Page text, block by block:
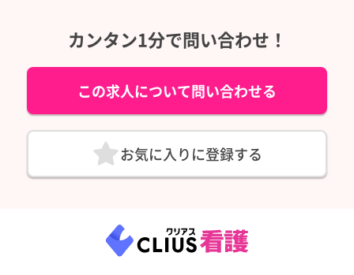
カンタン1分で問い合わせ！
この求人について問い合わせる
お気に入りに登録する